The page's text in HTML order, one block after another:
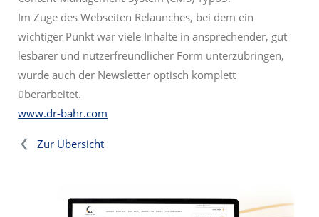
Im Zuge des Webseiten Relaunches, bei dem ein
wichtiger Punkt war viele Inhalte in ansprechender, gut
lesbarer und nutzerfreundlicher Form unterzubringen,
wurde auch der Newsletter optisch komplett
überarbeitet.
www.dr-bahr.com
Zur Übersicht